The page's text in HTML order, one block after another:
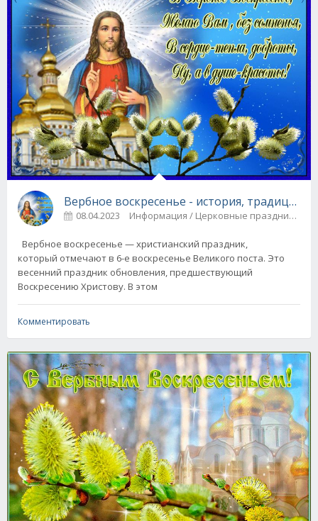
Вербное воскресенье - история, традиции и
08.04.2023 Информация / Церковные праздники
Вербное воскресенье — христианский праздник,
который отмечают в 6-е воскресенье Великого поста. Это
весенний праздник обновления, предшествующий
Воскресению Христову. В этом
Комментировать